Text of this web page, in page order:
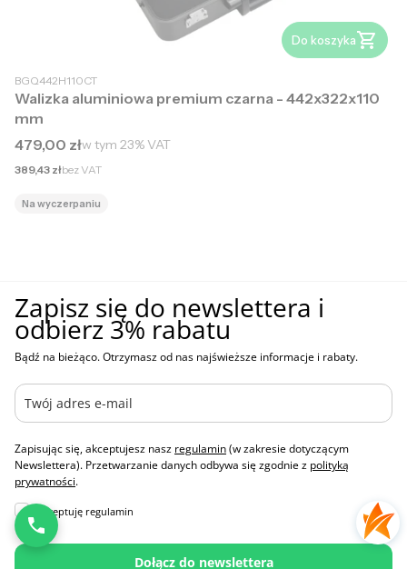
Do koszyka
BGQ442H110CT
Walizka aluminiowa premium czarna - 442x322x110
mm
Cena brutto
479,00 złw tym 23%VAT
Cena netto
389,43 złbez VAT
Na wyczerpaniu
Zapisz się do newslettera i
odbierz 3% rabatu
Bądź na bieżąco. Otrzymasz od nas najświeższe informacje i rabaty.
Zapisując się, akceptujesz nasz regulamin(w zakresie dotyczącym
Newslettera). Przetwarzanie danych odbywa się zgodnie z polityką
prywatności.
Akceptuję regulamin
Dołącz do newslettera